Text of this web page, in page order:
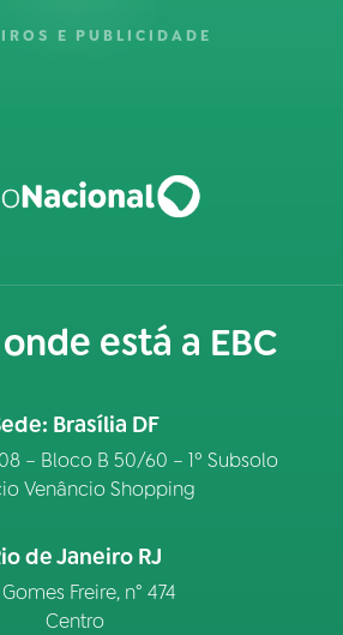
E PUBLICIDADE
está a EBC
Brasília DF
– Bloco B 50/60 – 1º Subsolo
Venâncio Shopping
de Janeiro RJ
Freire, n° 474
Centro